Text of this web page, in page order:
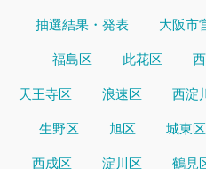
抽選結果・発表 大阪市
福島区 此花区
天王寺区 浪速区 西淀
生野区 旭区 城東区
西成区 淀川区 鶴見